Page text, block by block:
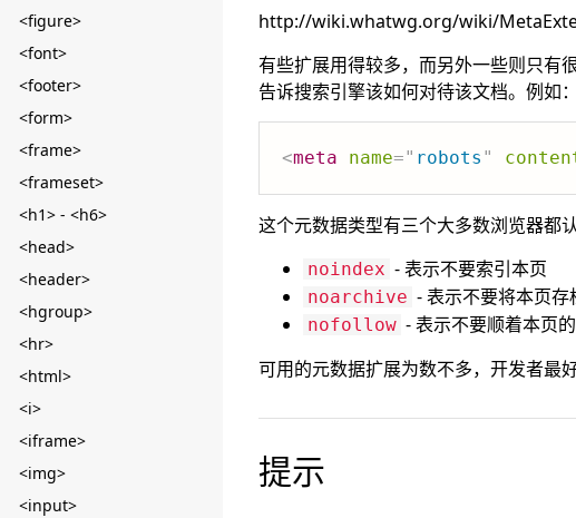
<figure>
<font>
<footer>
<form>
<frame>
<frameset>
<h1> - <h6>
<head>
<header>
<hgroup>
<hr>
<html>
<i>
<iframe>
<img>
<input>
http://wiki.whatwg.org/wiki/
有些扩展用得较多，而另外一些则只有
告诉搜索引擎该如何对待该文档。例如：
<meta name=" robots "
这个元数据类型有三个大多数浏览器都认
noindex - 表示不要索引本页
noarchive - 表示不要将本页存
nofollow - 表示不要顺着本页
可用的元数据扩展为数不多，开发者最
提示